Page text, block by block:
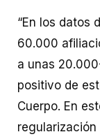
“En los datos
60.000
a unas
positivo de
Cuerpo. En
regularización